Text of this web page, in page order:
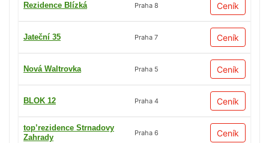
Rezidence Blízká Praha 8 Ceník
Jateční 35 Praha 7 Ceník
Nová Waltrovka Praha 5 Ceník
BLOK 12 Praha 4 Ceník
top’rezidence Strnadovy
Zahrady
Praha 6 Ceník